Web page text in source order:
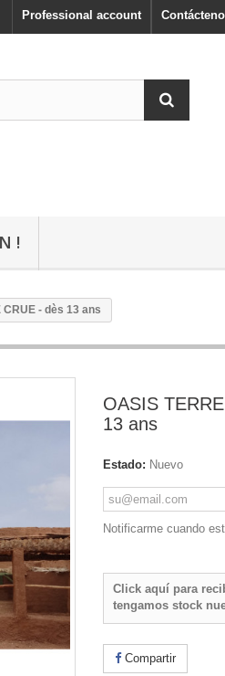
Professional account
!
CRUE - dès 13 ans
OASIS
13 ans
Estado: Nuevo
Notificarme cuando
Click aquí para
tengamos stock
Compartir